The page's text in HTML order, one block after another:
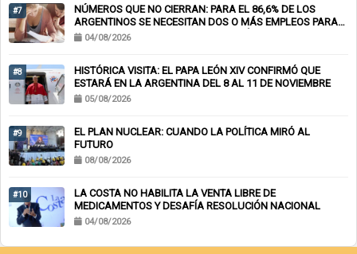
#7
NÚMEROS QUE NO CIERRAN: PARA EL 86,6% DE LOS
ARGENTINOS SE NECESITAN DOS O MÁS EMPLEOS PARA
LLEGAR A FIN DE MES Y EL 62% TOMÓ DEUDA PARA
04/08/2026
#8
HISTÓRICA VISITA: EL PAPA LEÓN XIV CONFIRMÓ QUE
ESTARÁ EN LA ARGENTINA DEL 8 AL 11 DE NOVIEMBRE
05/08/2026
#9
EL PLAN NUCLEAR: CUANDO LA POLÍTICA MIRÓ AL
FUTURO
08/08/2026
#10
LA COSTA NO HABILITA LA VENTA LIBRE DE
MEDICAMENTOS Y DESAFÍA RESOLUCIÓN NACIONAL
04/08/2026